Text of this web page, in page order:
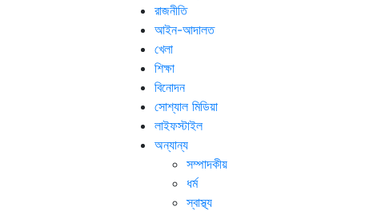
রাজনীতি
আইন-আদালত
খেলা
শিক্ষা
বিনোদন
সোশ্যাল মিডিয়া
লাইফস্টাইল
অন্যান্য
সম্পাদকীয়
ধর্ম
স্বাস্থ্য